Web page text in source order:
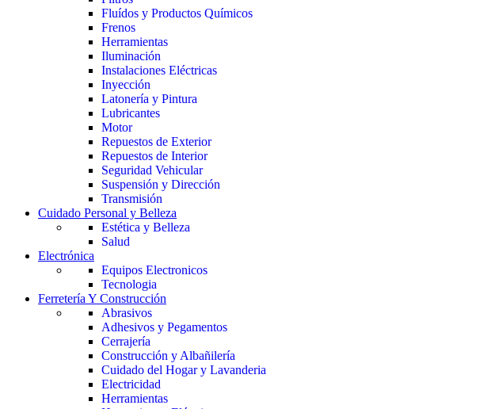
Fluídos y Productos Químicos
Frenos
Herramientas
Iluminación
Instalaciones Eléctricas
Inyección
Latonería y Pintura
Lubricantes
Motor
Repuestos de Exterior
Repuestos de Interior
Seguridad Vehicular
Suspensión y Dirección
Transmisión
Cuidado Personal y Belleza
Estética y Belleza
Salud
Electrónica
Equipos Electronicos
Tecnologia
Ferretería Y Construcción
Abrasivos
Adhesivos y Pegamentos
Cerrajería
Construcción y Albañilería
Cuidado del Hogar y Lavanderia
Electricidad
Herramientas